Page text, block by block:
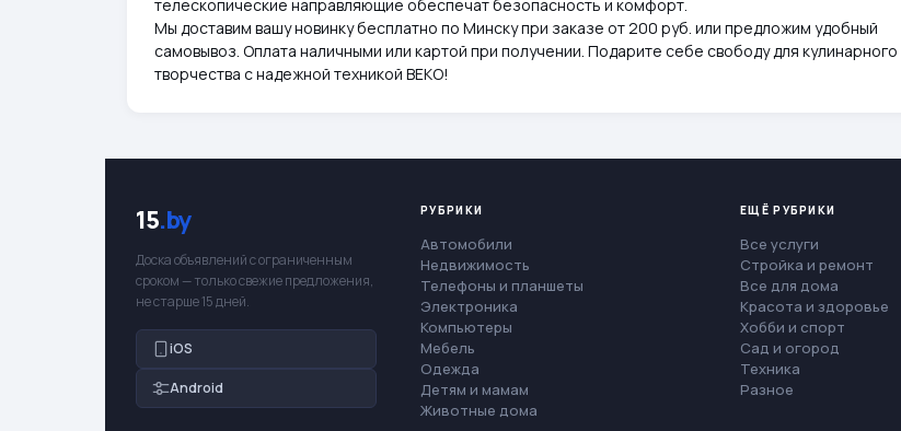
телескопические направляющие обеспечат безопасность и комфорт.
Мы доставим вашу новинку бесплатно по Минску при заказе от 200 руб. или предложим удобный
самовывоз. Оплата наличными или картой при получении. Подарите себе свободу для кулинарного
творчества с надежной техникой BEKO!
15.by
Доска объявлений с ограниченным
сроком — только свежие предложения,
не старше 15 дней.
iOS
Android
РУБРИКИ
Автомобили
Недвижимость
Телефоны и планшеты
Электроника
Компьютеры
Мебель
Одежда
Детям и мамам
Животные дома
ЕЩЁ РУБРИКИ
Все услуги
Стройка и ремонт
Все для дома
Красота и здоровье
Хобби и спорт
Сад и огород
Техника
Разное